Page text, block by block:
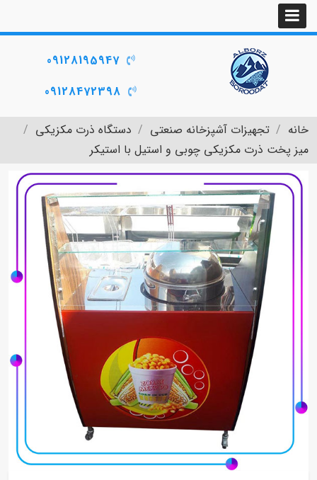
09128195947
09128472398
خانه تجهیزات آشپزخانه صنعتی
دستگاه ذرت مکزیکی
میز پخت ذرت مکزیکی چوبی و استیل با استیکر